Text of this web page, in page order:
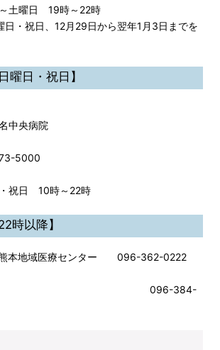
日 19時～22時
、12月29日から翌年1月3日までを
曜日・祝日】
病院
10時～22時
時以降】
本地域医療センター 096-362-0222
字病院 096-384-